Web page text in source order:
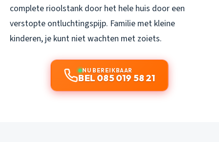
complete rioolstank door het hele huis door een
verstopte ontluchtingspijp. Familie met kleine
kinderen, je kunt niet wachten met zoiets.
NU BEREIKBAAR
BEL 085 019 58 21